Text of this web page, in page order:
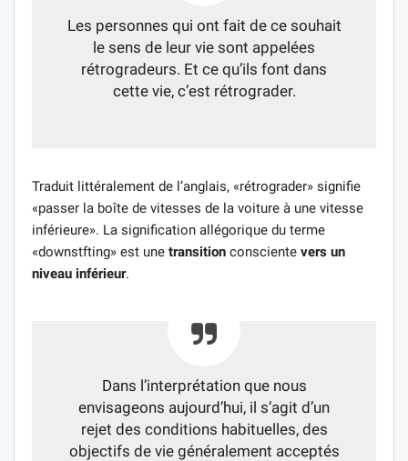
Les personnes qui ont fait de ce souhait
le sens de leur vie sont appelées
rétrogradeurs. Et ce qu’ils font dans
cette vie, c’est rétrograder.
Traduit littéralement de l’anglais, «rétrograder» signifie
«passer la boîte de vitesses de la voiture à une vitesse
inférieure». La signification allégorique du terme
«downstfting» est une transition consciente vers un
niveau inférieur.
Dans l’interprétation que nous
envisageons aujourd’hui, il s’agit d’un
rejet des conditions habituelles, des
objectifs de vie généralement acceptés